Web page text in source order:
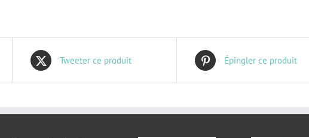
Tweeter ce produit Épingler ce produit